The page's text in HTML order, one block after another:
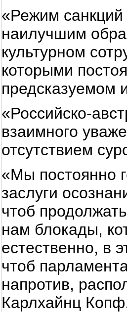
«Режим
наилучшим
культурном
которыми
предсказуемом
«Российско-
взаимного
отсутствием
«Мы постоянно
заслуги
чтоб
нам блокады,
естественно, в
чтоб
напротив,
Карлхайнц